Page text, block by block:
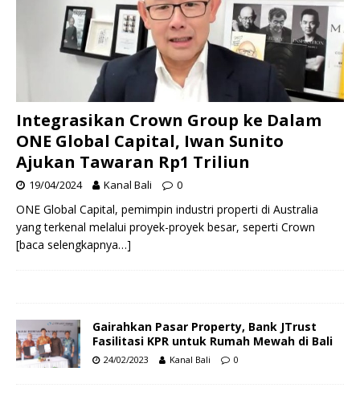
Integrasikan Crown Group ke Dalam
ONE Global Capital, Iwan Sunito
Ajukan Tawaran Rp1 Triliun
19/04/2024 Kanal Bali 0
ONE Global Capital, pemimpin industri properti di Australia
yang terkenal melalui proyek-proyek besar, seperti Crown
[baca selengkapnya…]
Gairahkan Pasar Property, Bank JTrust
Fasilitasi KPR untuk Rumah Mewah di Bali
24/02/2023 Kanal Bali 0